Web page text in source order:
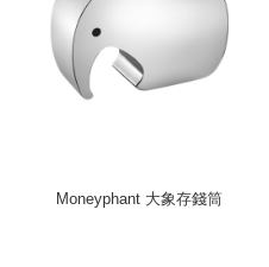
Moneyphant 大象存錢筒